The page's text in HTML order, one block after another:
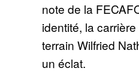
note de la
identité, la
terrain Wilfried
un éclat.